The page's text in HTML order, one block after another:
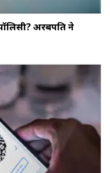
अरबपति ने